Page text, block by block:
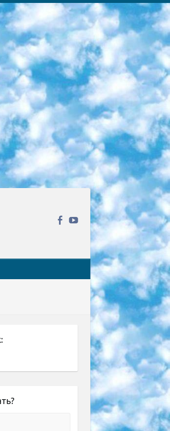
сети. 8. InternetUrok Онлайн-база материалов по основным дисциплинам школьной программы. Информация на сайте структурирована по классам, предметам и темам (урокам). Каждый урок состоит из видеолекций и конспектов. Есть также интерактивные тренажёры и тесты для закрепления пройденного материала. Даже если вы давно окончили школу, возможность повторить программу старших классов всегда может пригодиться. 9. Edutainme Ещё один ресурс об образовании. В отличие от Newtonew, как мне кажется, Edutainme больше ориентируется на представителей индустрии: педагогов, предпринимателей, разработчиков образовательных проектов. Но и любой, кто просто стремится к саморазвитию, найдёт на сайте много полезного и интересного для себя. Например, информацию о новых курсах и образовательных сервисах. 10. Newtonew Онлайн-медиа об образовании и обучении в широком смысле. Авторы Newtonew пишут об инструментах, заведениях, тактиках и стратегиях, которые помогают учить других и получать новые знания самостоятельно. На этой площадке вы найдёте новости, обзоры, аналитические мат